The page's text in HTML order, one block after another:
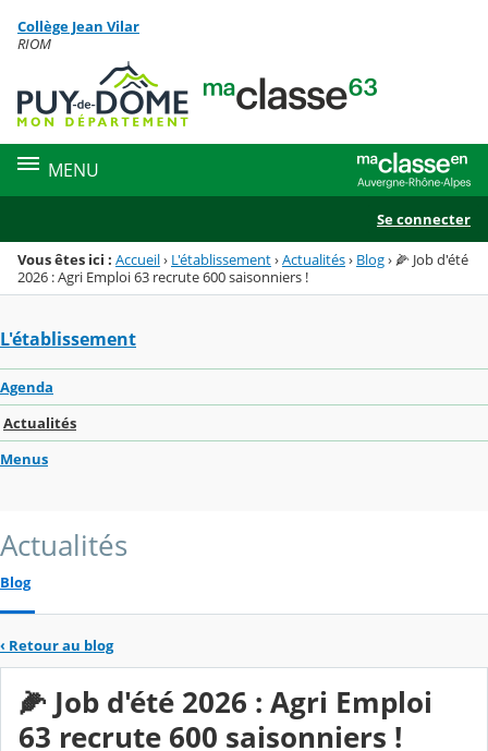
Menu de la rubrique
Contenu
Collège Jean Vilar
RIOM
MENU
Se connecter
Vous êtes ici : Accueil› L'établissement›Actualités› Blog› 🌽 Job d'été
2026 : Agri Emploi 63 recrute 600 saisonniers !
L'établissement
Agenda
Actualités
Menus
Actualités
Blog
‹ Retour au blog
🌽 Job d'été 2026 : Agri Emploi
63 recrute 600 saisonniers !